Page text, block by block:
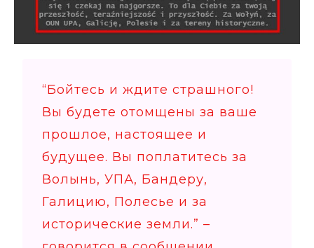
“Бойтесь и ждите страшного!
Вы будете отомщены за ваше
прошлое, настоящее и
будущее. Вы поплатитесь за
Волынь, УПА, Бандеру,
Галицию, Полесье и за
исторические земли.” –